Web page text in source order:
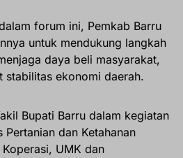
forum ini, Pemkab Barru
untuk mendukung langkah
daya beli masyarakat,
stabilitas ekonomi daerah.
Bupati Barru dalam kegiatan
dan Ketahanan
UMK dan